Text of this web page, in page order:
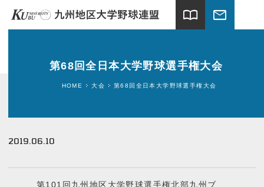
import_contacts mail
加盟大学
第68回全日本大学野球選手権大会
HOME 大会 第68回全日本大学野球選手権大会
2019.06.10
第101回九州地区大学野球選手権北部九州ブ